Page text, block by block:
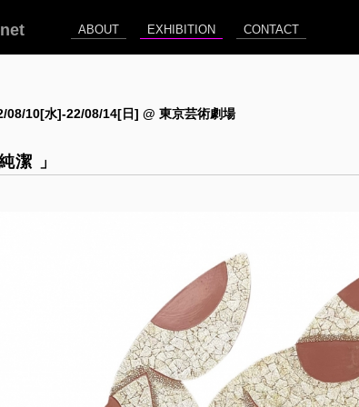
ABOUT EXHIBITION CONTACT
08/10[水]-22/08/14[日] @ 東京芸術劇場
潔 」